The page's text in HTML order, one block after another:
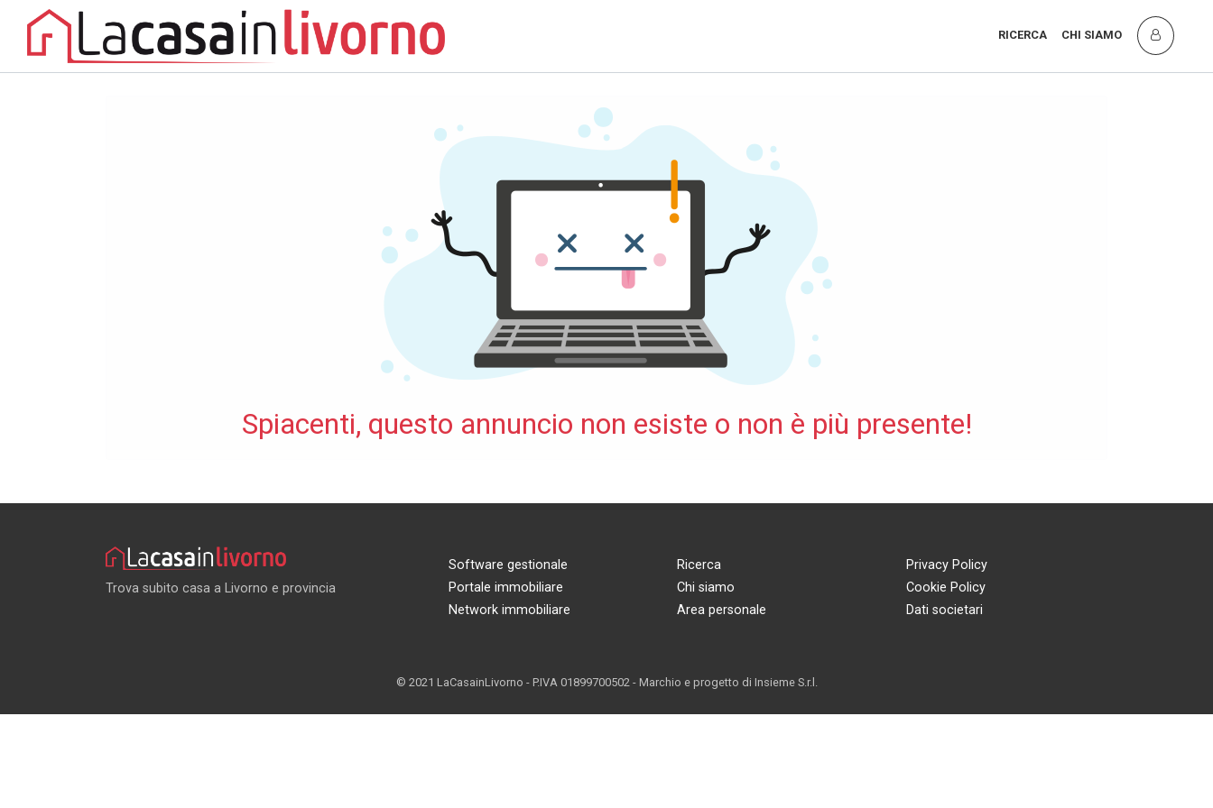
RICERCA CHI SIAMO
Spiacenti, questo annuncio non esiste o non è più presente!
Trova subito casa a Livorno e provincia
Software gestionale
Portale immobiliare
Network immobiliare
Ricerca
Chi siamo
Area personale
Privacy Policy
Cookie Policy
Dati societari
© 2021 LaCasainLivorno - P.IVA 01899700502 - Marchio e progetto di Insieme S.r.l.